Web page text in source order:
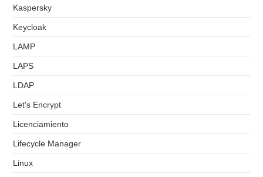
Kaspersky
Keycloak
LAMP
LAPS
LDAP
Let's Encrypt
Licenciamiento
Lifecycle Manager
Linux